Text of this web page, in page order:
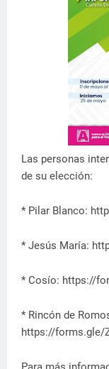
Las personas
de su elección:
* Pilar Blanco:
* Jesús María:
* Cosío: https://
* Rincón de
https://forms.gle/